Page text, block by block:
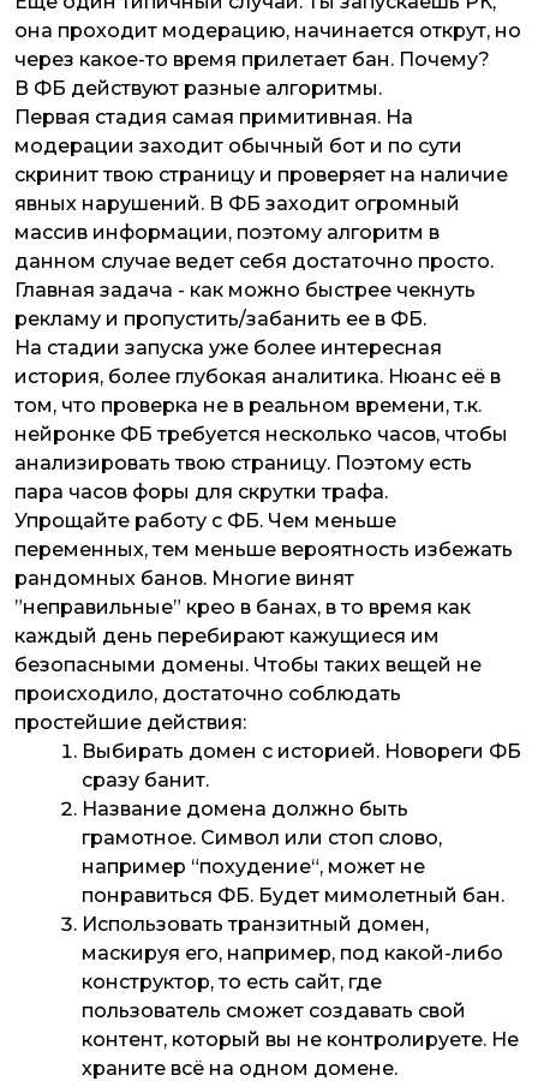
она проходит модерацию, начинается открут, но
через какое-то время прилетает бан. Почему?
В ФБ действуют разные алгоритмы.
Первая стадия самая примитивная. На
модерации заходит обычный бот и по сути
скринит твою страницу и проверяет на наличие
явных нарушений. В ФБ заходит огромный
массив информации, поэтому алгоритм в
данном случае ведет себя достаточно просто.
Главная задача - как можно быстрее чекнуть
рекламу и пропустить/забанить ее в ФБ.
На стадии запуска уже более интересная
история, более глубокая аналитика. Нюанс её в
том, что проверка не в реальном времени, т.к.
нейронке ФБ требуется несколько часов, чтобы
анализировать твою страницу. Поэтому есть
пара часов форы для скрутки трафа.
Упрощайте работу с ФБ. Чем меньше
переменных, тем меньше вероятность избежать
рандомных банов. Многие винят
”неправильные” крео в банах, в то время как
каждый день перебирают кажущиеся им
безопасными домены. Чтобы таких вещей не
происходило, достаточно соблюдать
простейшие действия:
Выбирать домен с историей. Новореги ФБ
сразу банит.
Название домена должно быть
грамотное. Символ или стоп слово,
например “похудение“, может не
понравиться ФБ. Будет мимолетный бан.
Использовать транзитный домен,
маскируя его, например, под какой-либо
конструктор, то есть сайт, где
пользователь сможет создавать свой
контент, который вы не контролируете. Не
храните всё на одном домене.